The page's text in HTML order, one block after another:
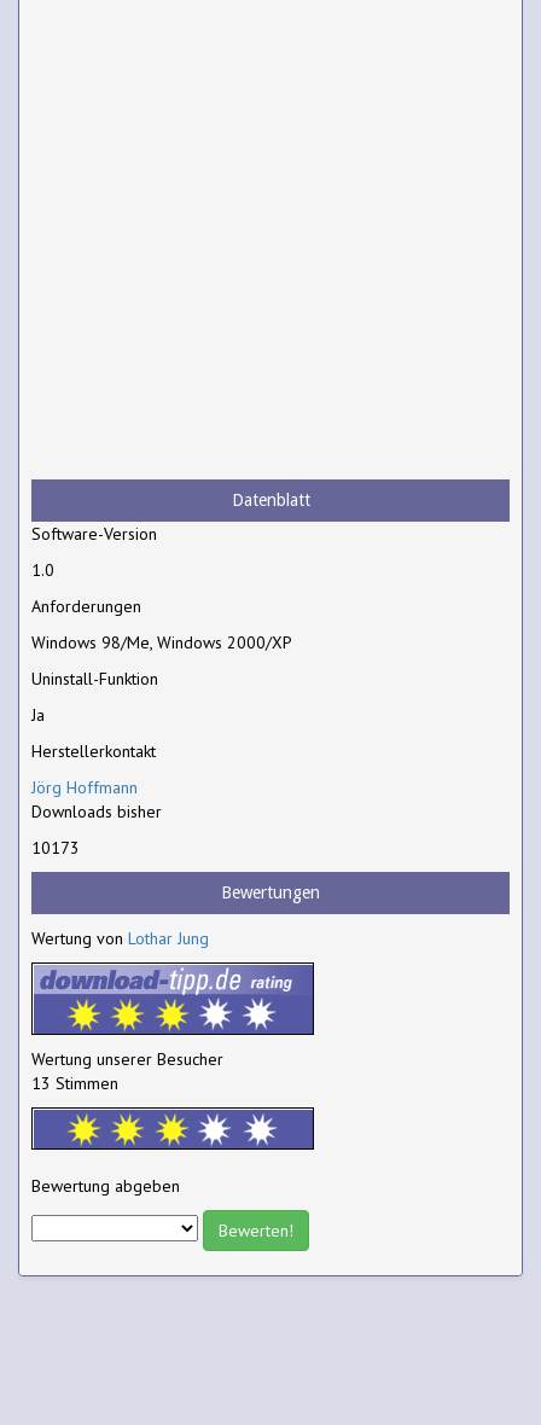
Datenblatt
Software-Version
1.0
Anforderungen
Windows 98/Me, Windows 2000/XP
Uninstall-Funktion
Ja
Herstellerkontakt
Jörg Hoffmann
Downloads bisher
10173
Bewertungen
Wertung von Lothar Jung
Wertung unserer Besucher
13 Stimmen
Bewertung abgeben